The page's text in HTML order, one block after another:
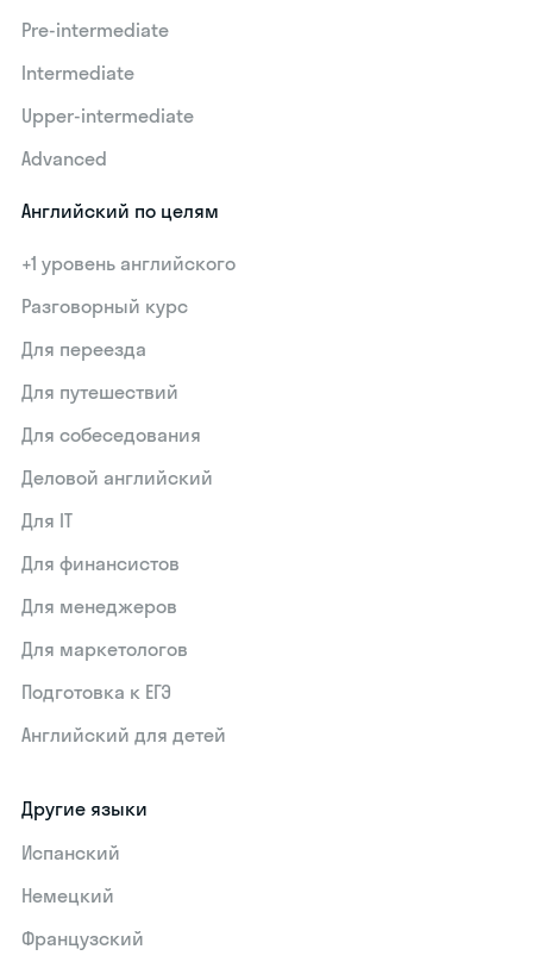
Pre-intermediate
Intermediate
Upper-intermediate
Advanced
Английский по целям
+1 уровень английского
Разговорный курс
Для переезда
Для путешествий
Для собеседования
Деловой английский
Для IT
Для финансистов
Для менеджеров
Для маркетологов
Подготовка к ЕГЭ
Английский для детей
Другие языки
Испанский
Немецкий
Французский